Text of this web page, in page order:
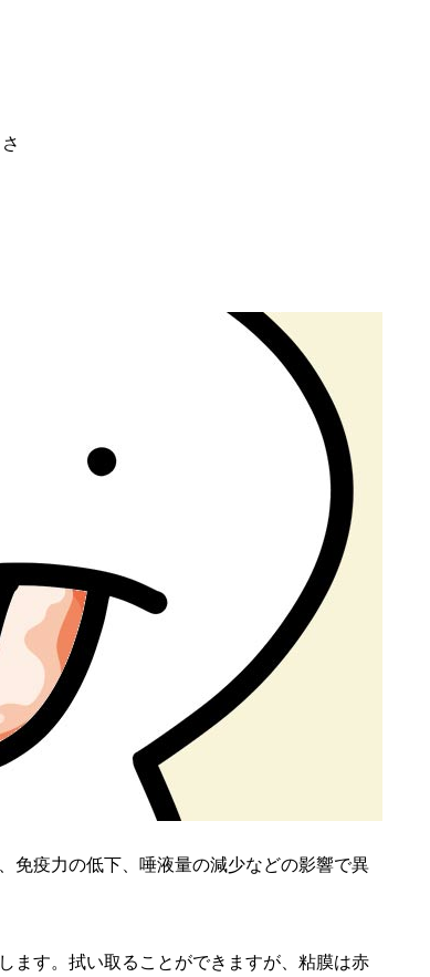
免疫力の低下、唾液量の減少などの影響で異
ます。拭い取ることができますが、粘膜は赤